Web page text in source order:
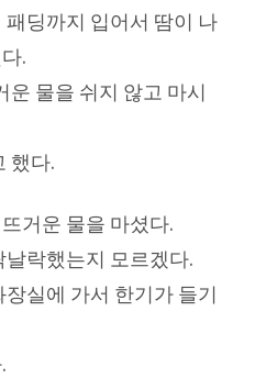
딩까지 입어서 땀이 나
.
운 물을 쉬지 않고 마시
했다.
거운 물을 마셨다.
락했는지 모르겠다.
실에 가서 한기가 들기